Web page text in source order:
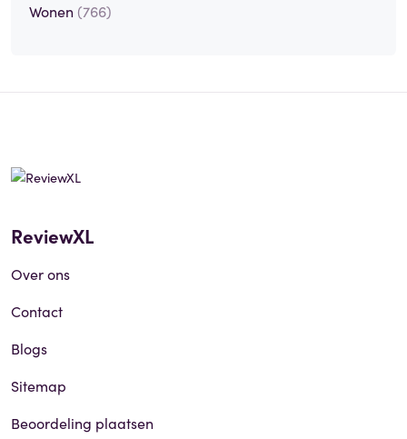
Wonen (766)
ReviewXL
Over ons
Contact
Blogs
Sitemap
Beoordeling plaatsen